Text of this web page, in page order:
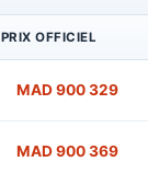
PRIX OFFICIEL
329 900 MAD
369 900 MAD